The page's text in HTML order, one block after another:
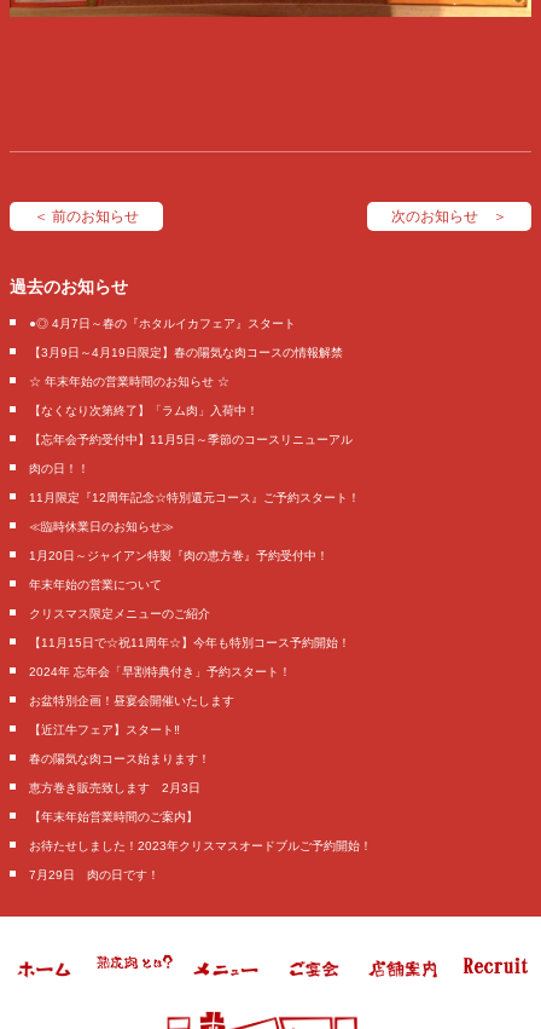
＜ 前のお知らせ 次のお知らせ ＞
過去のお知らせ
●◎ 4月7日～春の『ホタルイカフェア』スタート
【3月9日～4月19日限定】春の陽気な肉コースの情報解禁
☆ 年末年始の営業時間のお知らせ ☆
【なくなり次第終了】「ラム肉」入荷中！
【忘年会予約受付中】11月5日～季節のコースリニューアル
肉の日！！
11月限定『12周年記念☆特別還元コース』ご予約スタート！
≪臨時休業日のお知らせ≫
1月20日～ジャイアン特製『肉の恵方巻』予約受付中！
年末年始の営業について
クリスマス限定メニューのご紹介
【11月15日で☆祝11周年☆】今年も特別コース予約開始！
2024年 忘年会「早割特典付き」予約スタート！
お盆特別企画！昼宴会開催いたします
【近江牛フェア】スタート‼️
春の陽気な肉コース始まります！
恵方巻き販売致します 2月3日
【年末年始営業時間のご案内】
お待たせしました！2023年クリスマスオードブルご予約開始！
7月29日 肉の日です！